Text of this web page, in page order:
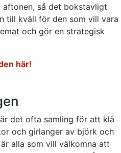
så det bokstavligt
till kväll för den som vill vara
och gör en strategisk
här!
det ofta samling för att klä
och girlanger av björk och
alla som vill välkomna att